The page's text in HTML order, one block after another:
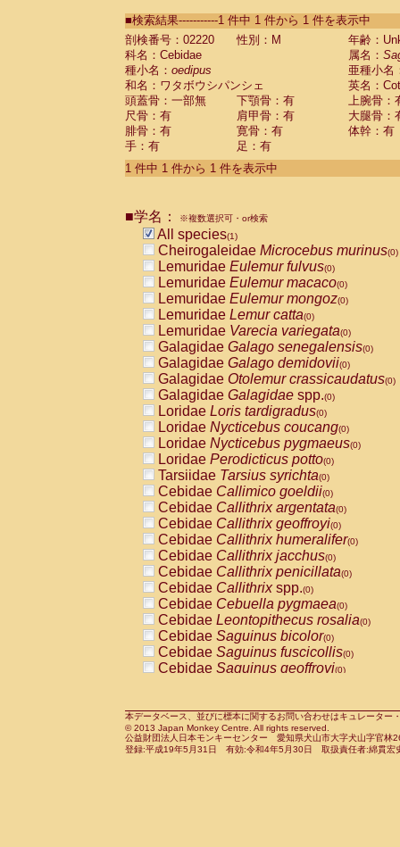
CebidaeSaguinus labiatus(0)
Cebidae Saguinus leucopus (0)
Cebidae
Cebidae
CebidaeSaguinus nigricollis (0)
Cebidae Saguinus oedipus
Cebidae Saguinus weddelli
Cebidae Saguinusspp.
Cebidae Aotus trivirgatus
Cebidae Cebus albifrons
CebidaeCebus nigrivittatus
CebidaeCebus
CebidaeSaimiri boliviensis(0)
CebidaeSaimiri sciureus(0)
AtelidaeAlouatta caraya(0)
AtelidaeAlouatta fusca(0)
AtelidaeAlouatta seniculus
AtelidaeAlouattaspp.(0)
AtelidaeAteles belzebuth(0)
AtelidaeAteles geoffroyi(0)
AtelidaeAteles paniscus(0)
AtelidaeAtelesspp.(0)
Atelidae Lagothrix lagothricha
AtelidaeLagothrix lagothricha cana
PitheciidaeCacajao calvus
PitheciidaeCallicebus cupreus
PitheciidaeCallicebus donacophilus
PitheciidaeCallicebus moloch
PitheciidaeCallicebus torquatus
PitheciidaeCallicebusspp.(0)
PitheciidaeChiropotes satanas(0)
PitheciidaePithecia monachus
PitheciidaePithecia pithecia(0)
CercopithecidaeCercocebus agilis
CercopithecidaeCercocebus
CercopithecidaeCercocebus
CercopithecidaeCercocebus
CercopithecidaeCercocebus
CercopithecidaeCercocebushybrid
CercopithecidaePapio anubis(0)
CercopithecidaePapio cynocephalus
CercopithecidaePapio hamadryas(0)
■検索結果-----------1 件中 1 件から 1 件を表示中
剖検番号：02220
性別：M
年齢：
科名：Cebidae
属名：
種小名： oedipus
亜種小名
和名：ワタボウシパンシェ
英名：
頭蓋骨：一部無
下顎骨：有
上腕骨：
尺骨：有
肩甲骨：有
大腿骨：
腓骨：有
寛骨：有
体幹：有
手：有
足：有
1 件中 1 件から 1 件を表示中
■学名： ※複数選択可・or検索
All species(1)
Cheirogaleidae Microcebus murinus(0)
Lemuridae Eulemur fulvus(0)
Lemuridae Eulemur macaco(0)
Lemuridae Eulemur mongoz(0)
Lemuridae Lemur catta(0)
Lemuridae Varecia variegata(0)
Galagidae Galago senegalensis(0)
Galagidae Galago demidovii(0)
Galagidae Otolemur crassicaudatus(0)
Galagidae Galagidae spp.(0)
Loridae Loris tardigradus(0)
Loridae Nycticebus coucang(0)
Loridae Nycticebus pygmaeus(0)
Loridae Perodicticus potto(0)
Tarsiidae Tarsius syrichta(0)
Cebidae Callimico goeldii(0)
Cebidae Callithrix argentata(0)
Cebidae Callithrix geoffroyi(0)
Cebidae Callithrix humeralifer(0)
Cebidae Callithrix jacchus(0)
Cebidae Callithrix penicillata(0)
Cebidae Callithrixspp.(0)
Cebidae Cebuella pygmaea(0)
Cebidae Leontopithecus rosalia(0)
Cebidae Saguinus bicolor(0)
Cebidae Saguinus fuscicollis(0)
Cebidae Saguinus geoffroyi(0)
CebidaeSaguinus leucopus(0)
CebidaeSaguinus midas(0)
Cebidae Saguinus mystax(0)
本データベース、並びに標本に関するお問い合わせはキュレータ
© 2013 Japan Monkey Centre. All rights reserved.
公益財団法人日本モンキーセンター 愛知県犬山市大字犬山字官
登録:平成19年5月31日 有効:令和4年5月30日 取扱責任者:綿貫宏